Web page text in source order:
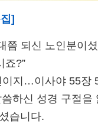
]
쯤 되신 노인분이
죠?”
이지…이사야 55장
하신 성경 구절
습니다.